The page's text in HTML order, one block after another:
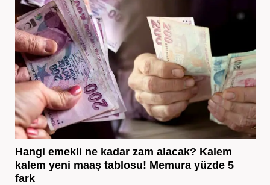
Hangi emekli ne kadar zam alacak? Kalem
kalem yeni maaş tablosu! Memura yüzde 5
fark